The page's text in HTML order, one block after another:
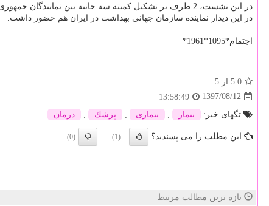
در این نشست، 2 طرف بر تشكیل كمیته سه جانبه بین نمایندگان جمهوری اسلامی ایران، پاكستان و سازمان جهانی بهداشت برای رفع مشكلات مربوط به مالاریا و برنامه ریزی برای مهار این بیماری تاكید نمودند.
در این دیدار نماینده سازمان جهانی بهداشت در ایران هم حضور داشت.
اجتمام*1095*1961*
5.0 از 5
1397/08/12
13:58:49
تگهای خبر:
بیمار بیماری پزشك درمان
این مطلب را می پسندید؟ (1)
(0)
تازه ترین مطالب مرتبط